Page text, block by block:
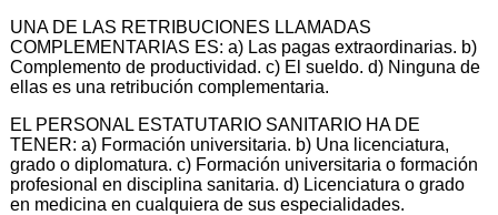
UNA DE LAS RETRIBUCIONES LLAMADAS
COMPLEMENTARIAS ES: a) Las pagas extraordinarias. b)
Complemento de productividad. c) El sueldo. d) Ninguna de
ellas es una retribución complementaria.
EL PERSONAL ESTATUTARIO SANITARIO HA DE
TENER: a) Formación universitaria. b) Una licenciatura,
grado o diplomatura. c) Formación universitaria o formación
profesional en disciplina sanitaria. d) Licenciatura o grado
en medicina en cualquiera de sus especialidades.